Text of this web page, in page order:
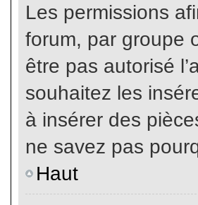
Les permissions
forum, par groupe
être pas autorisé
souhaitez les
à insérer des
ne savez pas
Haut